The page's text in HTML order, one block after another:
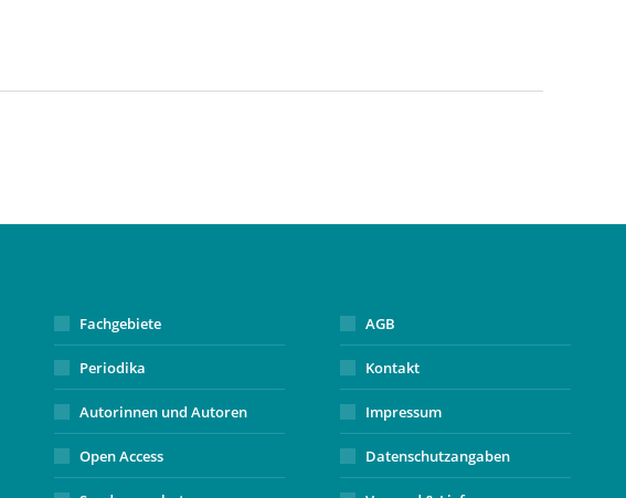
Fachgebiete
Periodika
Autorinnen und Autoren
Open Access
AGB
Kontakt
Impressum
Datenschutzangaben